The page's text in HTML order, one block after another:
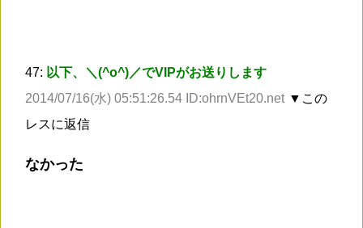
47: 以下、＼(^o^)／でVIPがお送りします
2014/07/16(水) 05:51:26.54 ID:ohrnVEt20.net ▼この
レスに返信
なかった